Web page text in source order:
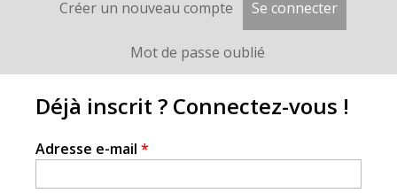
OngletsCréer un nouveau compte Se connecter(onglet
Mot de passe oublié
Déjà inscrit ? Connectez-vous !
Adresse e-mail *